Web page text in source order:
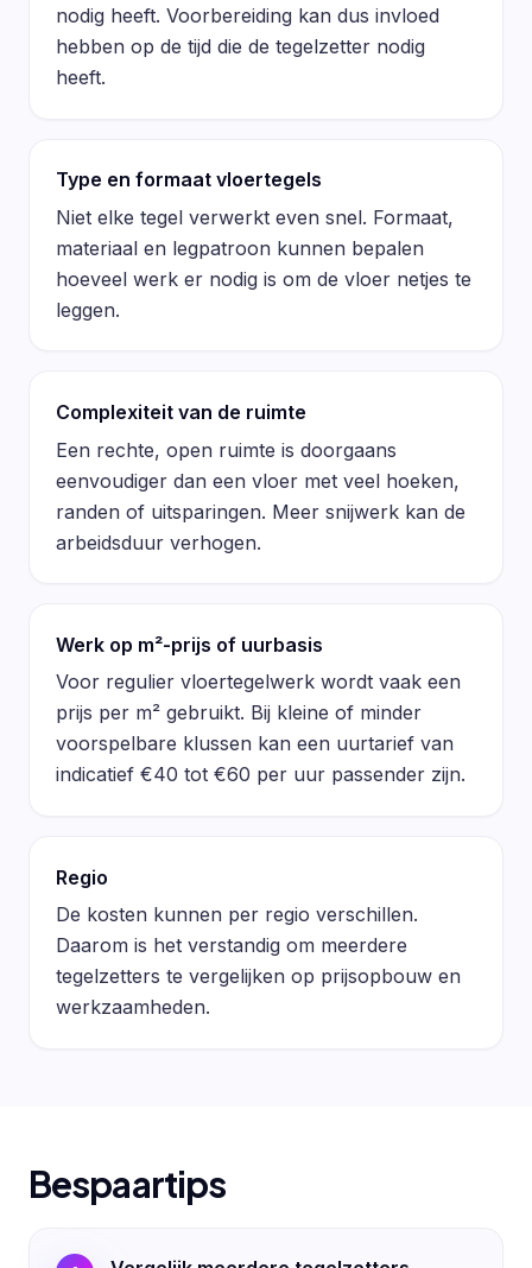
nodig heeft. Voorbereiding kan dus invloed
hebben op de tijd die de tegelzetter nodig
heeft.
Type en formaat vloertegels
Niet elke tegel verwerkt even snel. Formaat,
materiaal en legpatroon kunnen bepalen
hoeveel werk er nodig is om de vloer netjes te
leggen.
Complexiteit van de ruimte
Een rechte, open ruimte is doorgaans
eenvoudiger dan een vloer met veel hoeken,
randen of uitsparingen. Meer snijwerk kan de
arbeidsduur verhogen.
Werk op m²-prijs of uurbasis
Voor regulier vloertegelwerk wordt vaak een
prijs per m² gebruikt. Bij kleine of minder
voorspelbare klussen kan een uurtarief van
indicatief €40 tot €60 per uur passender zijn.
Regio
De kosten kunnen per regio verschillen.
Daarom is het verstandig om meerdere
tegelzetters te vergelijken op prijsopbouw en
werkzaamheden.
Bespaartips